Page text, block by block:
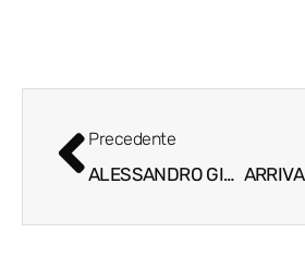
Precedente
ALESSANDRO GILMOZZI NUOVO PRESIDENTE “AMBASCIATORI DEL GUSTO”